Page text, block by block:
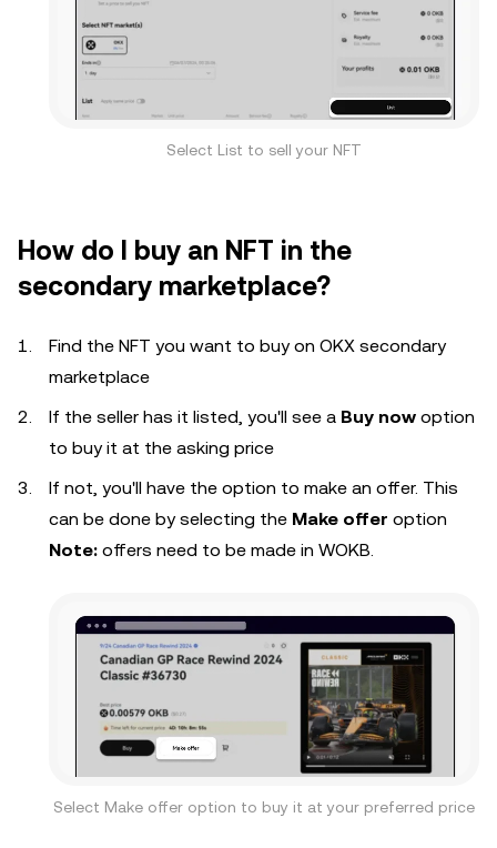
Select List to sell your NFT
How do I buy an NFT in the
secondary marketplace?
Find the NFT you want to buy on OKX secondary
marketplace
If the seller has it listed, you'll see a Buy now option
to buy it at the asking price
If not, you'll have the option to make an offer. This
can be done by selecting the Make offer option
Note: offers need to be made in WOKB.
Select Make offer option to buy it at your preferred price